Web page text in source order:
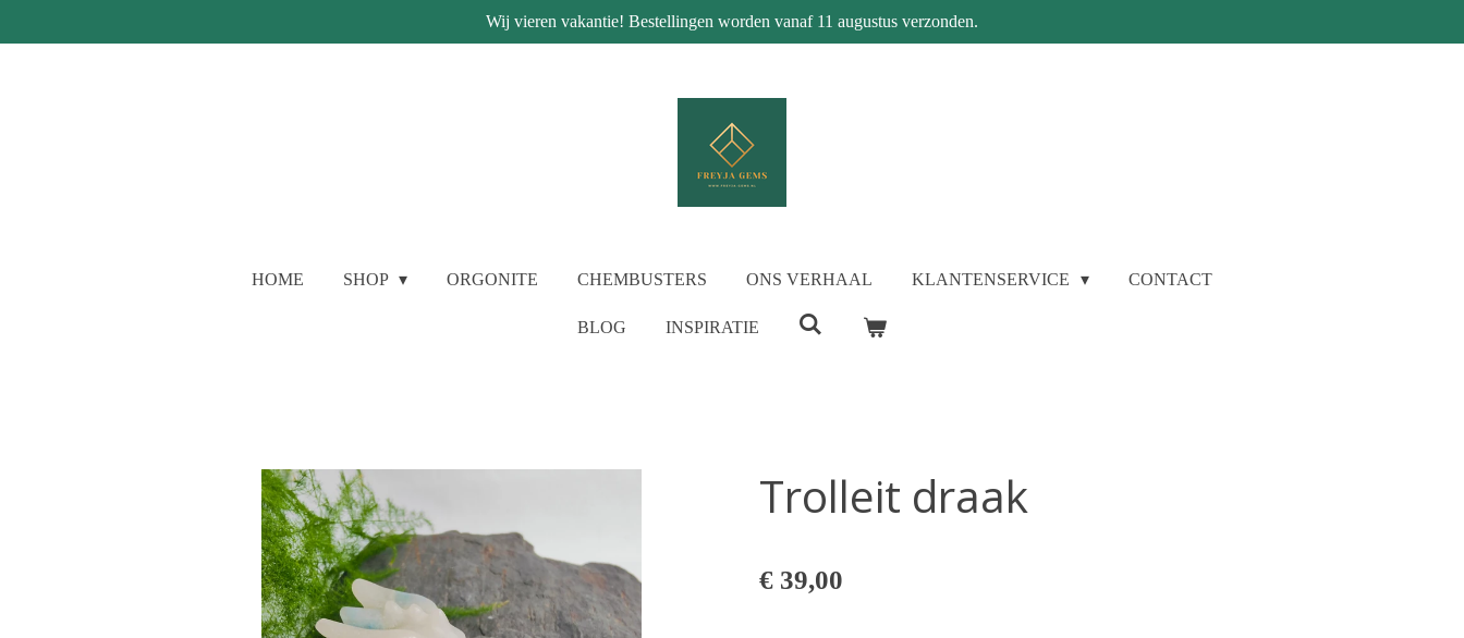
direct
Wij vieren vakantie! Bestellingen worden vanaf 11 augustus verzonden.
HOME SHOP ORGONITE CHEMBUSTERS ONS VERHAAL KLANTENSERVICE CONTACT
BLOG INSPIRATIE
Trolleit draak
€ 39,00